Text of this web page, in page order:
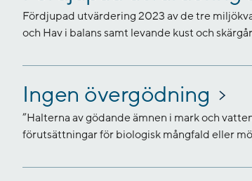
Fördjupad utvärdering 2023 av de tre
och Hav i balans samt levande kust och
Ingen övergödning
”Halterna av gödande ämnen i mark och
förutsättningar för biologisk mångfald eller